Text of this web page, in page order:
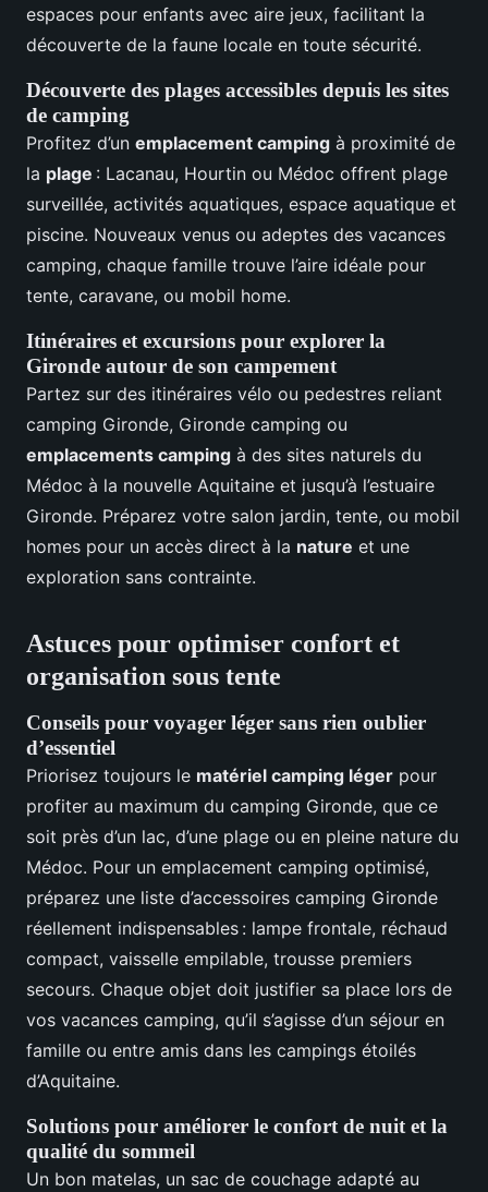
espaces pour enfants avec aire jeux, facilitant la
découverte de la faune locale en toute sécurité.
Découverte des plages accessibles depuis les sites
de camping
Profitez d’un emplacement camping à proximité de
la plage : Lacanau, Hourtin ou Médoc offrent plage
surveillée, activités aquatiques, espace aquatique et
piscine. Nouveaux venus ou adeptes des vacances
camping, chaque famille trouve l’aire idéale pour
tente, caravane, ou mobil home.
Itinéraires et excursions pour explorer la
Gironde autour de son campement
Partez sur des itinéraires vélo ou pedestres reliant
camping Gironde, Gironde camping ou
emplacements camping à des sites naturels du
Médoc à la nouvelle Aquitaine et jusqu’à l’estuaire
Gironde. Préparez votre salon jardin, tente, ou mobil
homes pour un accès direct à la nature et une
exploration sans contrainte.
Astuces pour optimiser confort et
organisation sous tente
Conseils pour voyager léger sans rien oublier
d’essentiel
Priorisez toujours le matériel camping léger pour
profiter au maximum du camping Gironde, que ce
soit près d’un lac, d’une plage ou en pleine nature du
Médoc. Pour un emplacement camping optimisé,
préparez une liste d’accessoires camping Gironde
réellement indispensables : lampe frontale, réchaud
compact, vaisselle empilable, trousse premiers
secours. Chaque objet doit justifier sa place lors de
vos vacances camping, qu’il s’agisse d’un séjour en
famille ou entre amis dans les campings étoilés
d’Aquitaine.
Solutions pour améliorer le confort de nuit et la
qualité du sommeil
Un bon matelas, un sac de couchage adapté au